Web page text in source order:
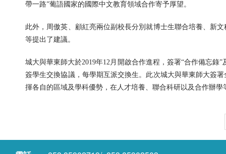
帶一路”葡語國家的國際中文教育領域合作寄予厚望。
此外，周傲英、顧紅亮兩位副校長分別就博士生聯合培養、新
等提出了建議。
城大與華東師大於2019年12月開啟合作進程，簽署“合作備忘錄
簽學生交換協議，每學期互派交換生。此次城大與華東師大簽
揮各自的區域及學科優勢，在人才培養、聯合科研以及合作辦